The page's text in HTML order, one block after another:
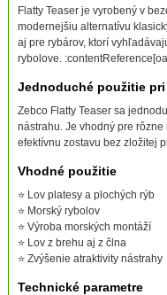
Flatty Teaser je vyrobený v
modernejšiu alternatívu
aj pre rybárov, ktorí
rybolove.
Jednoduché použitie pri
Zebco Flatty Teaser sa
nástrahu. Je vhodný pre
efektívnu zostavu bez zložitej
Vhodné použitie
⭐ Lov platesy a plochých rýb
⭐ Morský rybolov
⭐ Výroba morských montáží
⭐ Lov z brehu aj z člna
⭐ Zvýšenie atraktivity nástrahy
Technické parametre